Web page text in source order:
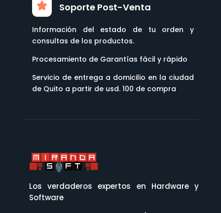
Soporte Post-Venta
Información del estado de tu orden y
consultas de los productos.
Procesamiento de Garantías fácil y rápido
Servicio de entrega a domicilio en la ciudad
de Quito a partir de usd. 100 de compra
Los verdaderos expertos en Hardware y
Software